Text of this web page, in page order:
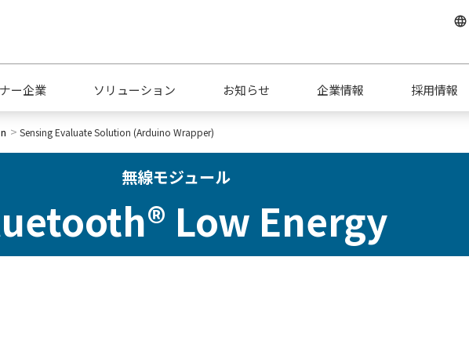
ー企業 ソリューション お知らせ 企業情報
会社概要
拠点・グループ会社
品質への取り組み
サステナビリティ
採用情報
キャリア採用
Sensing Evaluate Solution (Arduino Wrapper)
無線モジュール
Low Energy